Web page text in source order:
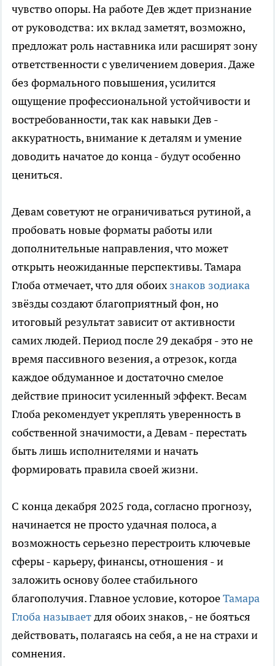
чувство опоры. На работе Дев ждет признание
от руководства: их вклад заметят, возможно,
предложат роль наставника или расширят зону
ответственности с увеличением доверия. Даже
без формального повышения, усилится
ощущение профессиональной устойчивости и
востребованности, так как навыки Дев -
аккуратность, внимание к деталям и умение
доводить начатое до конца - будут особенно
цениться.
Девам советуют не ограничиваться рутиной, а
пробовать новые форматы работы или
дополнительные направления, что может
открыть неожиданные перспективы. Тамара
Глоба отмечает, что для обоих знаков зодиака
звёзды создают благоприятный фон, но
итоговый результат зависит от активности
самих людей. Период после 29 декабря - это не
время пассивного везения, а отрезок, когда
каждое обдуманное и достаточно смелое
действие приносит усиленный эффект. Весам
Глоба рекомендует укреплять уверенность в
собственной значимости, а Девам - перестать
быть лишь исполнителями и начать
формировать правила своей жизни.
С конца декабря 2025 года, согласно прогнозу,
начинается не просто удачная полоса, а
возможность серьезно перестроить ключевые
сферы - карьеру, финансы, отношения - и
заложить основу более стабильного
благополучия. Главное условие, котороеТамара
Глоба называетдля обоих знаков, - не бояться
действовать, полагаясь на себя, а не на страхи и
сомнения.